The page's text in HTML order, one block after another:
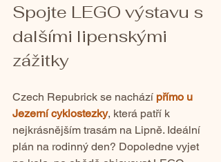
Spojte LEGO výstavu s
dalšími lipenskými
zážitky
Czech Repubrick se nachází přímo u
Jezerní cyklostezky, která patří k
nejkrásnějším trasám na Lipně. Ideální
plán na rodinný den? Dopoledne vyjet